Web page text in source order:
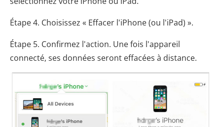
Étape 4. Choisissez « Effacer l'iPhone (ou l'iPad) ».
Étape 5. Confirmez l'action. Une fois l'appareil
connecté, ses données seront effacées à distance.